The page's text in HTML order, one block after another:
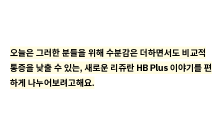
오늘은 그러한 분들을 위해 수분감은 더하면서도 비교적
통증을 낮출 수 있는, 새로운 리쥬란 HB Plus 이야기를 편
하게 나누어보려고해요.